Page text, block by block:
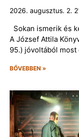
2026. augusztus. 2.
Sokan ismerik és
A József Attila
95.) jóvoltából
BŐVEBBEN »